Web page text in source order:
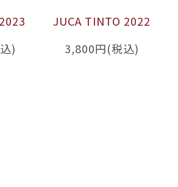
)
JUCA TINTO 2022
3,800円(税込)